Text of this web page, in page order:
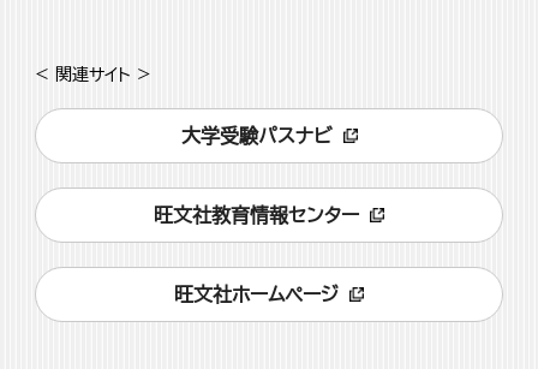
< 関連サイト >
大学受験パスナビ
旺文社教育情報センター
旺文社ホームページ